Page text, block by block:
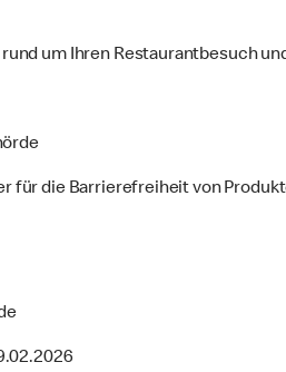
um Ihren Restaurantbesuch
für die Barrierefreiheit von